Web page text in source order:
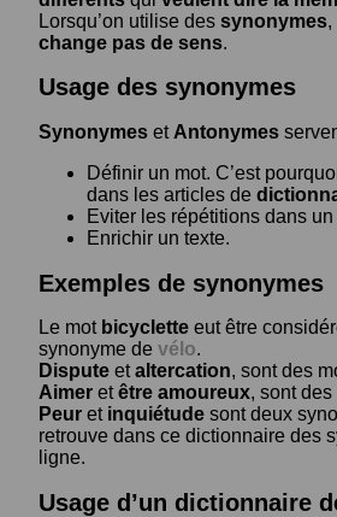
Lorsqu’on utilise des synonymes,
change pas de sens.
Usage des synonymes
Synonymes et Antonymes
Définir un mot. C’est
dans les articles de
Eviter les répétitions dans un
Enrichir un texte.
Exemples de synonymes
Le mot bicyclette eut être
synonyme de vélo.
Dispute etaltercation, sont des
Aimer etêtre amoureux, sont
Peur et inquiétude sont deux
retrouve dans ce dictionnaire des
ligne.
Usage d’un dictionnaire